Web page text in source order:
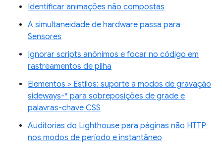
Identificar animações não compostas
A simultaneidade de hardware passa para
Sensores
Ignorar scripts anônimos e focar no código em
rastreamentos de pilha
Elementos > Estilos: suporte a modos de gravação
sideways-* para sobreposições de grade e
palavras-chave CSS
Auditorias do Lighthouse para páginas não HTTP
nos modos de período e instantâneo